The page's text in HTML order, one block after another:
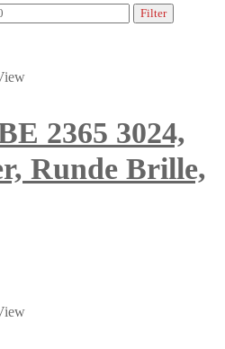
Filter
2365 3024,
Runde Brille,